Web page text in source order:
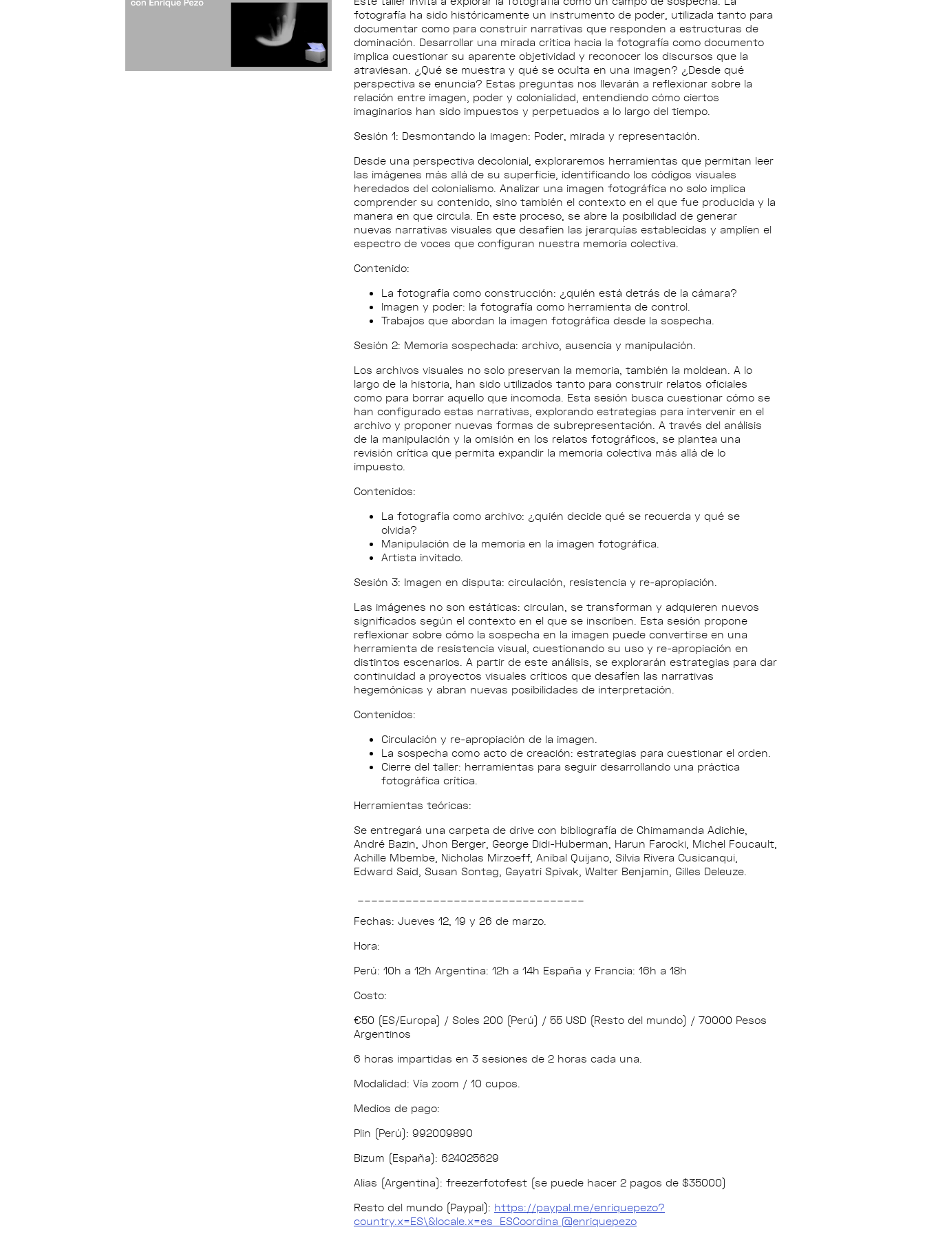
fotografía ha sido históricamente un instrumento de poder, utilizada tanto para
documentar como para construir narrativas que responden a estructuras de
dominación. Desarrollar una mirada crítica hacia la fotografía como documento
implica cuestionar su aparente objetividad y reconocer los discursos que la
atraviesan. ¿Qué se muestra y qué se oculta en una imagen? ¿Desde qué
perspectiva se enuncia? Estas preguntas nos llevarán a reflexionar sobre la
relación entre imagen, poder y colonialidad, entendiendo cómo ciertos
imaginarios han sido impuestos y perpetuados a lo largo del tiempo.
Sesión 1: Desmontando la imagen: Poder, mirada y representación.
Desde una perspectiva decolonial, exploraremos herramientas que permitan leer
las imágenes más allá de su superficie, identificando los códigos visuales
heredados del colonialismo. Analizar una imagen fotográfica no solo implica
comprender su contenido, sino también el contexto en el que fue producida y la
manera en que circula. En este proceso, se abre la posibilidad de generar
nuevas narrativas visuales que desafíen las jerarquías establecidas y amplíen el
espectro de voces que configuran nuestra memoria colectiva.
Contenido:
La fotografía como construcción: ¿quién está detrás de la cámara?
Imagen y poder: la fotografía como herramienta de control.
Trabajos que abordan la imagen fotográfica desde la sospecha.
Sesión 2: Memoria sospechada: archivo, ausencia y manipulación.
Los archivos visuales no solo preservan la memoria, también la moldean. A lo
largo de la historia, han sido utilizados tanto para construir relatos oficiales
como para borrar aquello que incomoda. Esta sesión busca cuestionar cómo se
han configurado estas narrativas, explorando estrategias para intervenir en el
archivo y proponer nuevas formas de subrepresentación. A través del análisis
de la manipulación y la omisión en los relatos fotográficos, se plantea una
revisión crítica que permita expandir la memoria colectiva más allá de lo
impuesto.
Contenidos:
La fotografía como archivo: ¿quién decide qué se recuerda y qué se
olvida?
Manipulación de la memoria en la imagen fotográfica.
Artista invitado.
Sesión 3: Imagen en disputa: circulación, resistencia y re-apropiación.
Las imágenes no son estáticas: circulan, se transforman y adquieren nuevos
significados según el contexto en el que se inscriben. Esta sesión propone
reflexionar sobre cómo la sospecha en la imagen puede convertirse en una
herramienta de resistencia visual, cuestionando su uso y re-apropiación en
distintos escenarios. A partir de este análisis, se explorarán estrategias para dar
continuidad a proyectos visuales críticos que desafíen las narrativas
hegemónicas y abran nuevas posibilidades de interpretación.
Contenidos:
Circulación y re-apropiación de la imagen.
La sospecha como acto de creación: estrategias para cuestionar el orden.
Cierre del taller: herramientas para seguir desarrollando una práctica
fotográfica crítica.
Herramientas teóricas:
Se entregará una carpeta de drive con bibliografía de Chimamanda Adichie,
André Bazin, Jhon Berger, George Didi-Huberman, Harun Farocki, Michel Foucault,
Achille Mbembe, Nicholas Mirzoeff, Anibal Quijano, Silvia Rivera Cusicanqui,
Edward Said, Susan Sontag, Gayatri Spivak, Walter Benjamin, Gilles Deleuze.
Fechas: Jueves 12, 19 y 26 de marzo.
Hora:
Perú: 10h a 12h Argentina: 12h a 14h España y Francia: 16h a 18h
Costo:
€50 (ES/Europa) / Soles 200 (Perú) / 55 USD (Resto del mundo) / 70000 Pesos
Argentinos
6 horas impartidas en 3 sesiones de 2 horas cada una.
Modalidad: Vía zoom / 10 cupos.
Medios de pago:
Plin (Perú): 992009890
Bizum (España): 624025629
Alias (Argentina): freezerfotofest (se puede hacer 2 pagos de $35000)
Resto del mundo (Paypal): https://paypal.me/enriquepezo?
country.x=ES\&locale.x=es_ESCoordina @enriquepezo